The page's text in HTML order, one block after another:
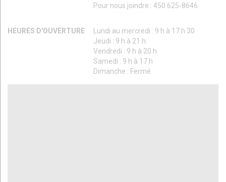
Pour nous joindre : 450 625-8646
HEURES D'OUVERTURE
Lundi au mercredi : 9 h à 17 h 30
Jeudi : 9 h à 21 h
Vendredi : 9 h à 20 h
Samedi : 9 h à 17 h
Dimanche : Fermé